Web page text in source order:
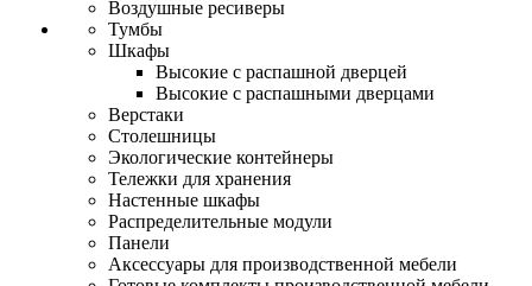
Воздушные ресиверы
Тумбы
Шкафы
Высокие с распашной дверцей
Высокие с распашными дверцами
Верстаки
Столешницы
Экологические контейнеры
Тележки для хранения
Настенные шкафы
Распределительные модули
Панели
Аксессуары для производственной мебели